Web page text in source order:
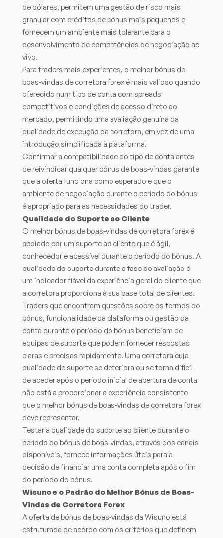
de dólares, permitem uma gestão de risco mais
granular com créditos de bónus mais pequenos e
fornecem um ambiente mais tolerante para o
desenvolvimento de competências de negociação ao
vivo.
Para traders mais experientes, o melhor bónus de
boas-vindas de corretora forex é mais valioso quando
oferecido num tipo de conta com spreads
competitivos e condições de acesso direto ao
mercado, permitindo uma avaliação genuína da
qualidade de execução da corretora, em vez de uma
introdução simplificada à plataforma.
Confirmar a compatibilidade do tipo de conta antes
de reivindicar qualquer bónus de boas-vindas garante
que a oferta funciona como esperado e que o
ambiente de negociação durante o período do bónus
é apropriado para as necessidades do trader.
Qualidade do Suporte ao Cliente
O melhor bónus de boas-vindas de corretora forex é
apoiado por um suporte ao cliente que é ágil,
conhecedor e acessível durante o período do bónus. A
qualidade do suporte durante a fase de avaliação é
um indicador fiável da experiência geral do cliente que
a corretora proporciona à sua base total de clientes.
Traders que encontram questões sobre os termos do
bónus, funcionalidade da plataforma ou gestão da
conta durante o período do bónus beneficiam de
equipas de suporte que podem fornecer respostas
claras e precisas rapidamente. Uma corretora cuja
qualidade de suporte se deteriora ou se torna difícil
de aceder após o período inicial de abertura de conta
não está a proporcionar a experiência consistente
que o melhor bónus de boas-vindas de corretora forex
deve representar.
Testar a qualidade do suporte ao cliente durante o
período do bónus de boas-vindas, através dos canais
disponíveis, fornece informações úteis para a
decisão de financiar uma conta completa após o fim
do período do bónus.
Wisuno e o Padrão do Melhor Bónus de Boas-
Vindas de Corretora Forex
A oferta de bónus de boas-vindas da Wisuno está
estruturada de acordo com os critérios que definem